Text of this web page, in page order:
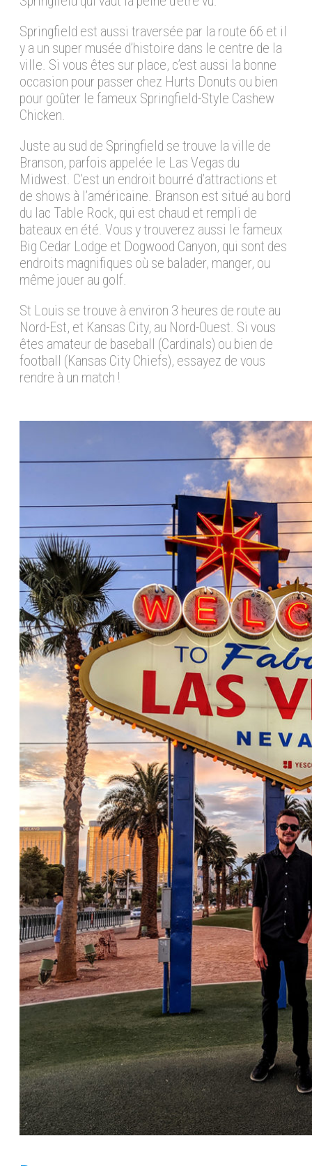
Springfield est aussi traversée par la route 66 et il
y a un super musée d’histoire dans le centre de la
ville. Si vous êtes sur place, c’est aussi la bonne
occasion pour passer chez Hurts Donuts ou bien
pour goûter le fameux Springfield-Style Cashew
Chicken.
Juste au sud de Springfield se trouve la ville de
Branson, parfois appelée le Las Vegas du
Midwest. C’est un endroit bourré d’attractions et
de shows à l’américaine. Branson est situé au bord
du lac Table Rock, qui est chaud et rempli de
bateaux en été. Vous y trouverez aussi le fameux
Big Cedar Lodge et Dogwood Canyon, qui sont des
endroits magnifiques où se balader, manger, ou
même jouer au golf.
St Louis se trouve à environ 3 heures de route au
Nord-Est, et Kansas City, au Nord-Ouest. Si vous
êtes amateur de baseball (Cardinals) ou bien de
football (Kansas City Chiefs), essayez de vous
rendre à un match !